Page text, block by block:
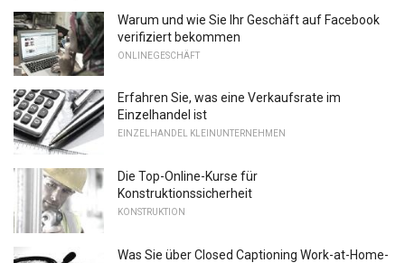
Warum und wie Sie Ihr Geschäft auf Facebook
verifiziert bekommen
ONLINEGESCHÄFT
Erfahren Sie, was eine Verkaufsrate im
Einzelhandel ist
EINZELHANDEL KLEINUNTERNEHMEN
Die Top-Online-Kurse für
Konstruktionssicherheit
KONSTRUKTION
Was Sie über Closed Captioning Work-at-Home-